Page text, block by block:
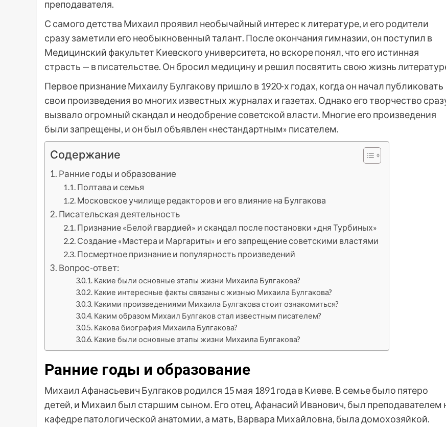
преподавателя.
С самого детства Михаил проявил необычайный интерес к литературе, и его родители
сразу заметили его необыкновенный талант. После окончания гимназии, он поступил в
Медицинский факультет Киевского университета, но вскоре понял, что его истинная
страсть — в писательстве. Он бросил медицину и решил посвятить свою жизнь
Первое признание Михаилу Булгакову пришло в 1920-х годах, когда он начал публиковать
свои произведения во многих известных журналах и газетах. Однако его творчество
вызвало огромный скандал и неодобрение советской власти. Многие его произведения
были запрещены, и он был объявлен «нестандартным» писателем.
Содержание
Ранние годы и образование
Полтава и семья
Московское училище редакторов и его влияние на Булгакова
Писательская деятельность
Признание «Белой гвардией» и скандал после постановки «дня Турбиных»
Создание «Мастера и Маргариты» и его запрещение советскими властями
Посмертное признание и популярность произведений
Вопрос-ответ:
Какие были основные этапы жизни Михаила Булгакова?
Какие интересные факты связаны с жизнью Михаила Булгакова?
Какими произведениями Михаила Булгакова стоит ознакомиться?
Каким образом Михаил Булгаков стал известным писателем?
Какова биография Михаила Булгакова?
Какие были основные этапы жизни Михаила Булгакова?
Ранние годы и образование
Михаил Афанасьевич Булгаков родился 15 мая 1891 года в Киеве. В семье было пятеро
детей, и Михаил был старшим сыном. Его отец, Афанасий Иванович, был преподавателем
кафедре патологической анатомии, а мать, Варвара Михайловна, была домохозяйкой.